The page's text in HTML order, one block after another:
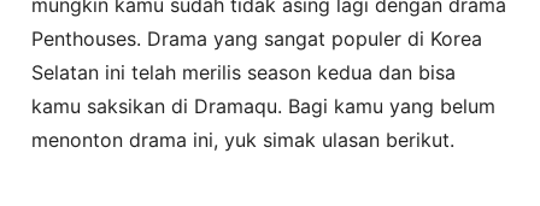
Penthouses. Drama yang sangat populer di Korea
Selatan ini telah merilis season kedua dan bisa
kamu saksikan di Dramaqu. Bagi kamu yang belum
menonton drama ini, yuk simak ulasan berikut.